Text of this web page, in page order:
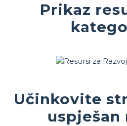
Prikaz
Učinkovite
uspješan